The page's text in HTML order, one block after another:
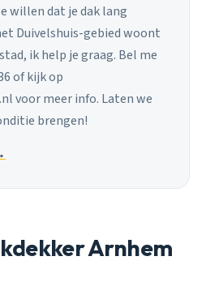
willen dat je dak lang
Duivelshuis-gebied woont
ik help je graag. Bel me
of kijk op
voor meer info. Laten we
brengen!
Arnhem